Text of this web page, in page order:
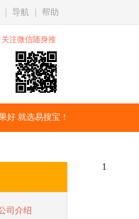
导航 帮助
关注微信随身推
好 就选易搜宝！
司介绍
1